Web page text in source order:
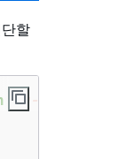
할
eu -west-